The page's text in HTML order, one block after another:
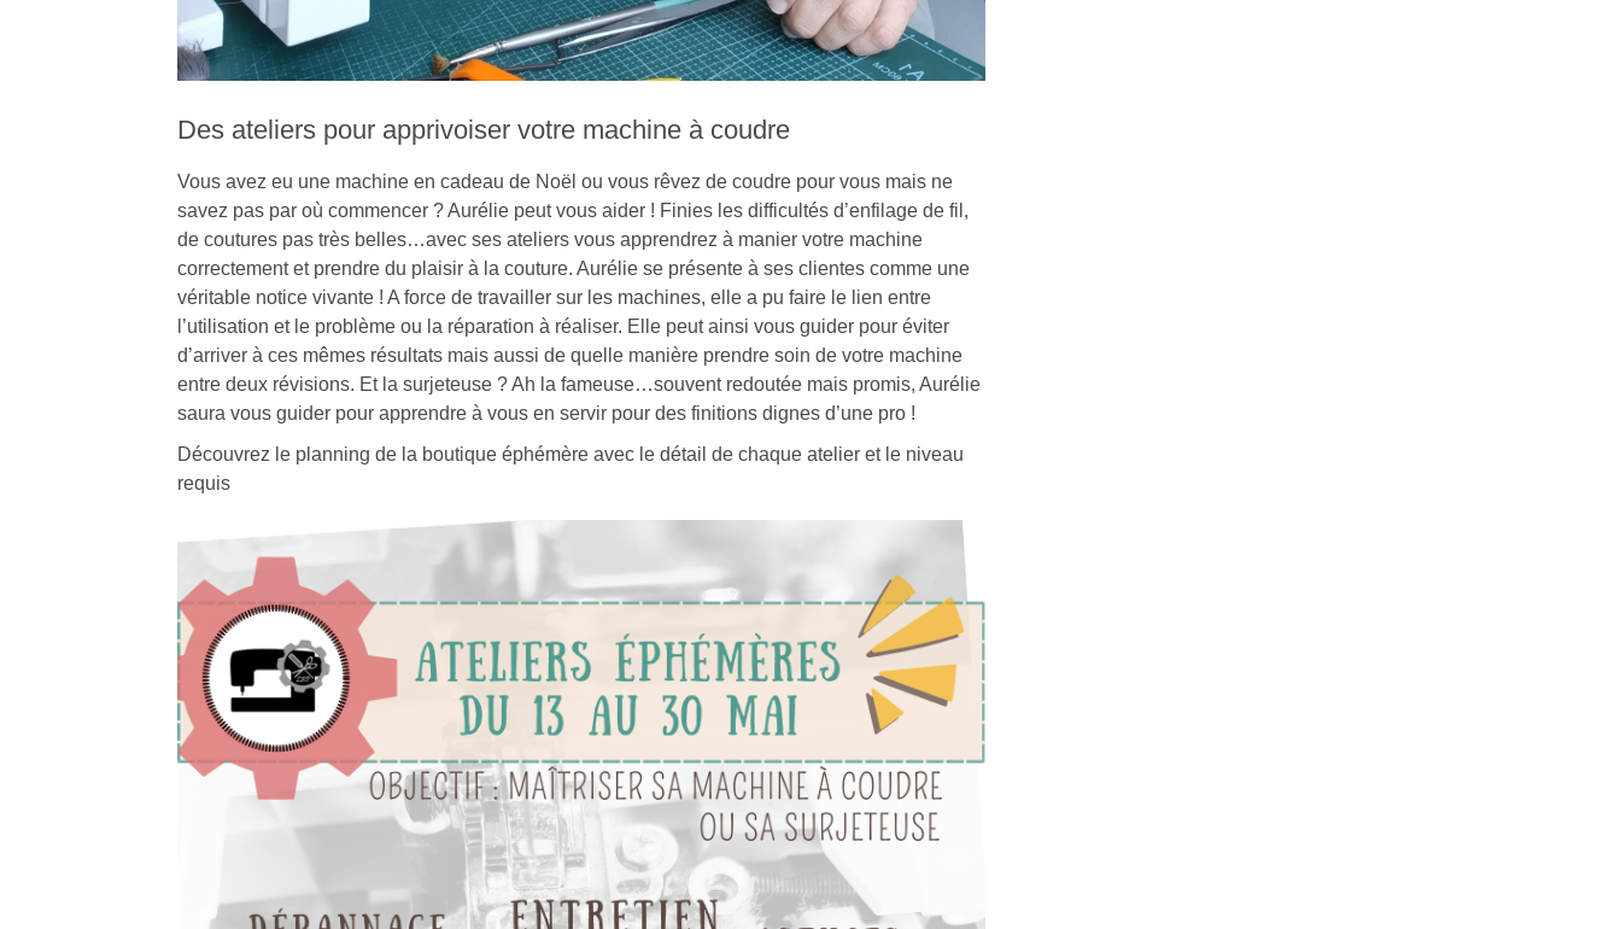
Des ateliers pour apprivoiser votre machine à coudre
Vous avez eu une machine en cadeau de Noël ou vous rêvez de coudre pour vous mais ne
savez pas par où commencer ? Aurélie peut vous aider ! Finies les difficultés d’enfilage de fil,
de coutures pas très belles…avec ses ateliers vous apprendrez à manier votre machine
correctement et prendre du plaisir à la couture. Aurélie se présente à ses clientes comme une
véritable notice vivante ! A force de travailler sur les machines, elle a pu faire le lien entre
l’utilisation et le problème ou la réparation à réaliser. Elle peut ainsi vous guider pour éviter
d’arriver à ces mêmes résultats mais aussi de quelle manière prendre soin de votre machine
entre deux révisions. Et la surjeteuse ? Ah la fameuse…souvent redoutée mais promis, Aurélie
saura vous guider pour apprendre à vous en servir pour des finitions dignes d’une pro !
Découvrez le planning de la boutique éphémère avec le détail de chaque atelier et le niveau
requis